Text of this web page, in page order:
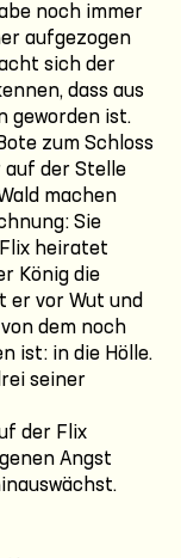
noch immer
aufgezogen
sich der
dass aus
geworden ist.
zum Schloss
auf der Stelle
machen
Sie
heiratet
König die
vor Wut und
dem noch
ist: in die Hölle.
seiner
der Flix
Angst